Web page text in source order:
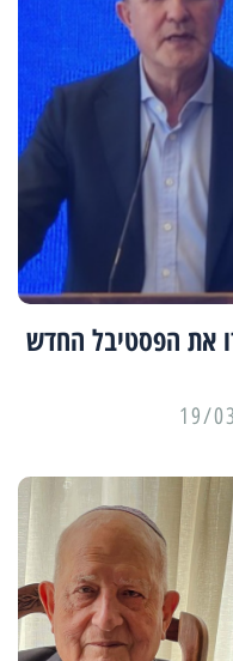
תכירו את הפסטיבל החדש